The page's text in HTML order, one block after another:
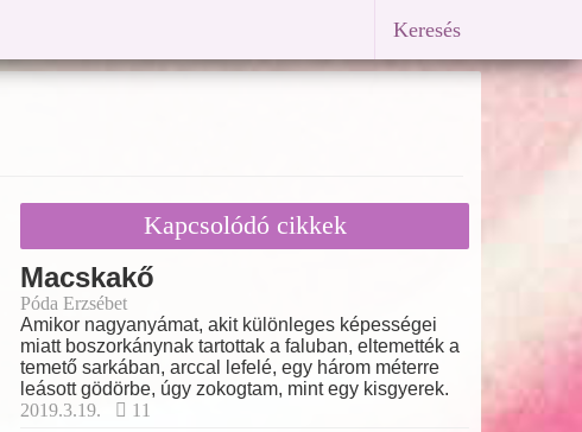
Keresés
Kapcsolódó cikkek
Macskakő
Póda Erzsébet
Amikor nagyanyámat, akit különleges képességei
miatt boszorkánynak tartottak a faluban, eltemették a
temető sarkában, arccal lefelé, egy három méterre
leásott gödörbe, úgy zokogtam, mint egy kisgyerek.
2019.3.19.
11